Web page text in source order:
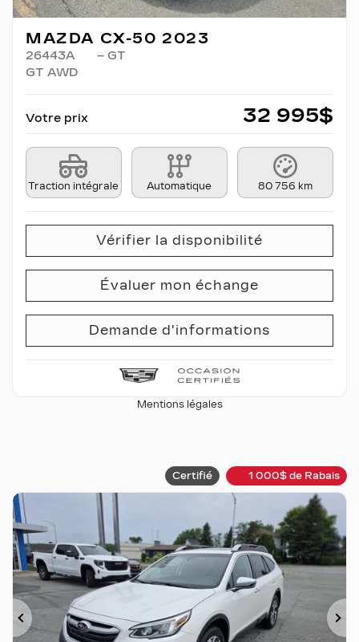
MAZDA CX-50 2023
26443A
– GT
GT AWD
Votre prix 32 995$
Traction intégrale Automatique 80 756 km
Vérifier la disponibilité
Évaluer mon échange
Demande d'informations
Mentions légales
Certifié 1 000$ de Rabais
Précédent